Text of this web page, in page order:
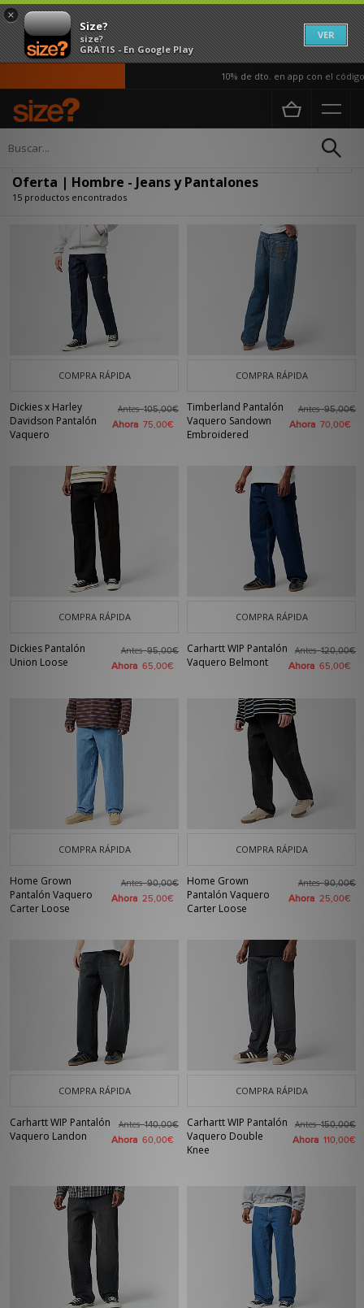
×
Size?
size?
GRATIS - En Google Play
VER
10% de dto. en app con el código
Página principal
Oferta | Hombre - Jeans y Pantalones
15 productos encontrados
COMPRA RÁPIDA
Dickies x Harley
Davidson Pantalón
Vaquero
Antes105,00€
Ahora 75,00€
COMPRA RÁPIDA
Timberland Pantalón
Vaquero Sandown
Embroidered
Antes95,00€
Ahora 70,00€
COMPRA RÁPIDA
Dickies Pantalón
Union Loose
Antes95,00€
Ahora 65,00€
COMPRA RÁPIDA
Carhartt WIP Pantalón
Vaquero Belmont
Antes120,00€
Ahora 65,00€
COMPRA RÁPIDA
Home Grown
Pantalón Vaquero
Carter Loose
Antes90,00€
Ahora 25,00€
COMPRA RÁPIDA
Home Grown
Pantalón Vaquero
Carter Loose
Antes90,00€
Ahora 25,00€
COMPRA RÁPIDA
Carhartt WIP Pantalón
Vaquero Landon
Antes140,00€
Ahora 60,00€
COMPRA RÁPIDA
Carhartt WIP Pantalón
Vaquero Double
Knee
Antes150,00€
Ahora 110,00€